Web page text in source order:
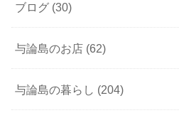
ブログ (30)
与論島のお店 (62)
与論島の暮らし (204)